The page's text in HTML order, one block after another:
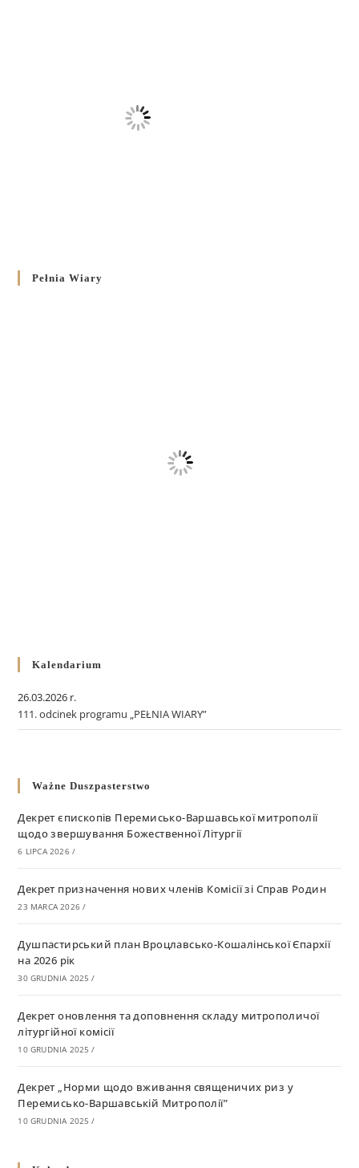
Pełnia Wiary
Kalendarium
26.03.2026 r.
111. odcinek programu „PEŁNIA WIARY”
Ważne Duszpasterstwo
Декрет єпископів Перемисько-Варшавської митрополії
щодо звершування Божественної Літургії
6 LIPCA 2026 /
Декрет призначення нових членів Комісії зі Справ Родин
23 MARCA 2026 /
Душпастирський план Вроцлавсько-Кошалінської Єпархії
на 2026 рік
30 GRUDNIA 2025 /
Декрет оновлення та доповнення складу митрополичої
літургійної комісії
10 GRUDNIA 2025 /
Декрет „Норми щодо вживання священичих риз у
Перемисько-Варшавській Митрополії”
10 GRUDNIA 2025 /